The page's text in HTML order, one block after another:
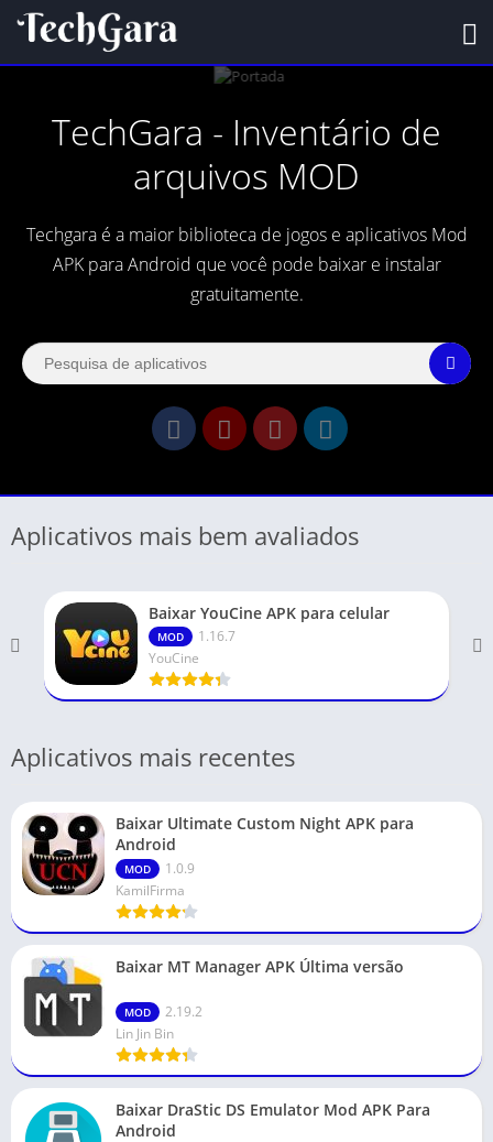
TechGara - Inventário de
arquivos MOD
Techgara é a maior biblioteca de jogos e aplicativos Mod
APK para Android que você pode baixar e instalar
gratuitamente.
Aplicativos mais bem avaliados
Baixar YouCine APK para celular
MOD
1.16.7
YouCine
Aplicativos mais recentes
Baixar Ultimate Custom Night APK para
Android
MOD
1.0.9
KamilFirma
Baixar MT Manager APK Última versão
MOD
2.19.2
Lin Jin Bin
Baixar DraStic DS Emulator Mod APK Para
Android